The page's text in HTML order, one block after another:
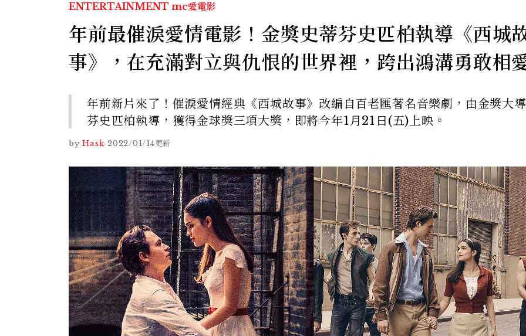
ENTERTAINMENT mc愛電影
年前最催淚愛情電影！金獎史蒂芬史匹柏執導《西城
事》，在充滿對立與仇恨的世界裡，跨出鴻溝勇敢相
年前新片來了！催淚愛情經典《西城故事》改編自百老匯著名音樂劇，由金獎大
芬史匹柏執導，獲得金球獎三項大獎，即將今年1月21日(五)上映。
by Hask-2022/01/14更新